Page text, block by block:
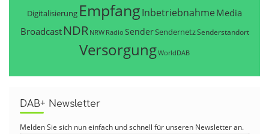
Digitalisierung EmpfangInbetriebnahme Media
Broadcast NDR NRW Radio SenderSendernetzSenderstandort
VersorgungWorldDAB
DAB+ Newsletter
Melden Sie sich nun einfach und schnell für unseren Newsletter an.